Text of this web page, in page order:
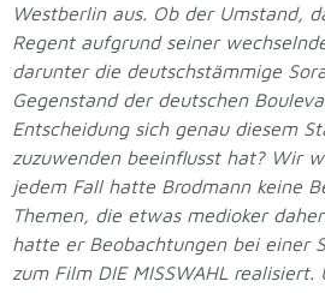
Westberlin aus. Ob der Umstand,
Regent aufgrund seiner
darunter die deutschstämmige
Gegenstand der deutschen
Entscheidung sich genau diesem
zuzuwenden beeinflusst hat? Wir
jedem Fall hatte Brodmann keine
Themen, die etwas medioker
hatte er Beobachtungen bei einer
zum Film DIE MISSWAHL realisiert.